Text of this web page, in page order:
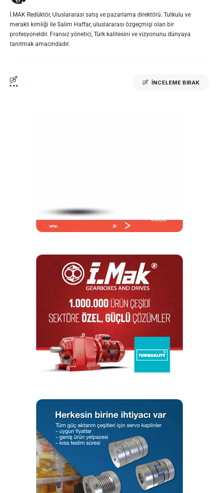
İ.MAK Redüktör, Uluslararası satış ve pazarlama direktörü. Tutkulu ve
meraklı kimliği ile Salim Haffar, uluslararası özgeçmişi olan bir
profesyoneldir. Fransız yönetici, Türk kalitesini ve vizyonunu dünyaya
tanıtmak amacındadır.
İNCELEME BIRAK